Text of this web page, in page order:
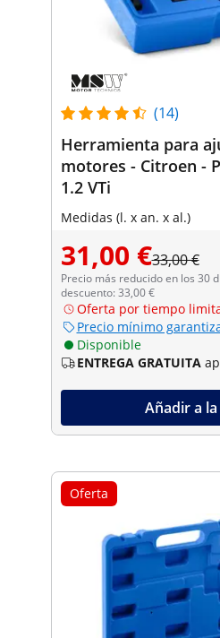
(14)
Herramienta para
motores - Citroen -
1.2 VTi
Medidas (l. x an. x al.)
31,00 €33,00 €
Precio más reducido en los 30
descuento: 33,00 €
Oferta por tiempo
Precio mínimo
Disponible
ENTREGA GRATUITA
Añadir a
Oferta